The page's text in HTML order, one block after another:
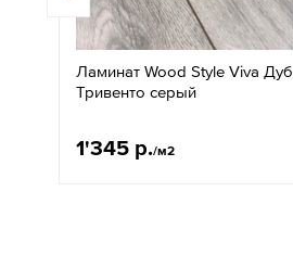
Ламинат Wood Style Viva Дуб
Тривенто серый
1'345 р./м2